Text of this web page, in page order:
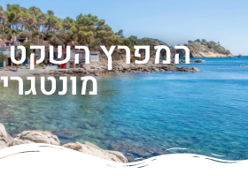
המפרץ השקט
מונטגרי